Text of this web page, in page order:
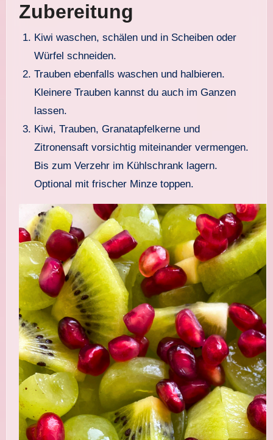
Zubereitung
Kiwi waschen, schälen und in Scheiben oder
Würfel schneiden.
Trauben ebenfalls waschen und halbieren.
Kleinere Trauben kannst du auch im Ganzen
lassen.
Kiwi, Trauben, Granatapfelkerne und
Zitronensaft vorsichtig miteinander vermengen.
Bis zum Verzehr im Kühlschrank lagern.
Optional mit frischer Minze toppen.